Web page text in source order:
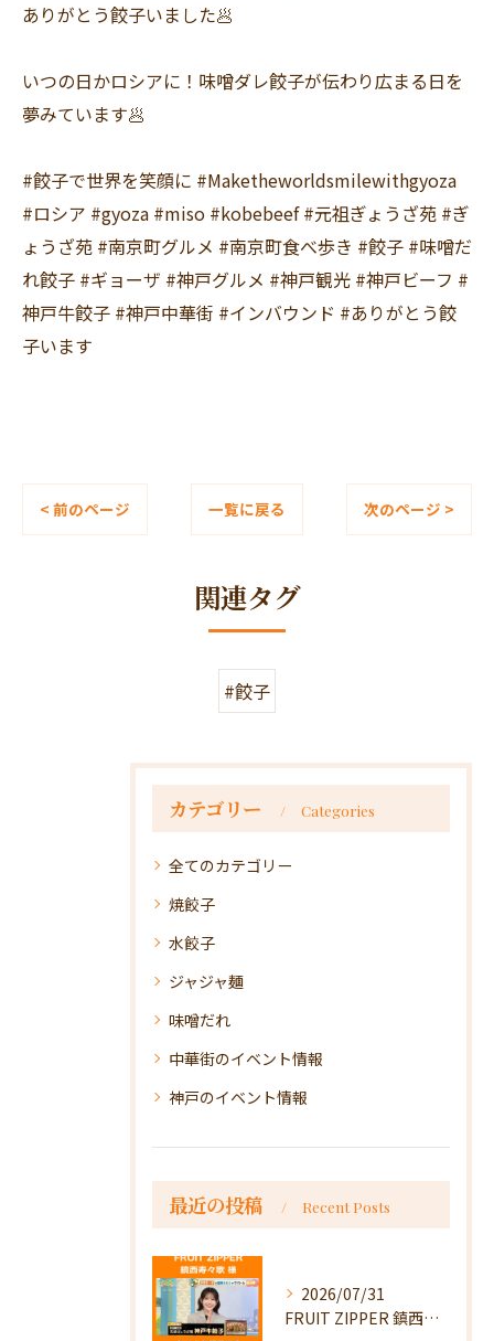
ありがとう餃子いました🥟
いつの日かロシアに！味噌ダレ餃子が伝わり広まる日を
夢みています🥟
#餃子で世界を笑顔に #Maketheworldsmilewithgyoza
#ロシア #gyoza #miso #kobebeef #元祖ぎょうざ苑 #ぎ
ょうざ苑 #南京町グルメ #南京町食べ歩き #餃子 #味噌だ
れ餃子 #ギョーザ #神戸グルメ #神戸観光 #神戸ビーフ #
神戸牛餃子 #神戸中華街 #インバウンド #ありがとう餃
子います
< 前のページ 一覧に戻る 次のページ >
関連タグ
#餃子
カテゴリー Categories
全てのカテゴリー
焼餃子
水餃子
ジャジャ麺
味噌だれ
中華街のイベント情報
神戸のイベント情報
最近の投稿 Recent Posts
2026/07/31
FRUIT ZIPPER 鎮西寿々歌様が！